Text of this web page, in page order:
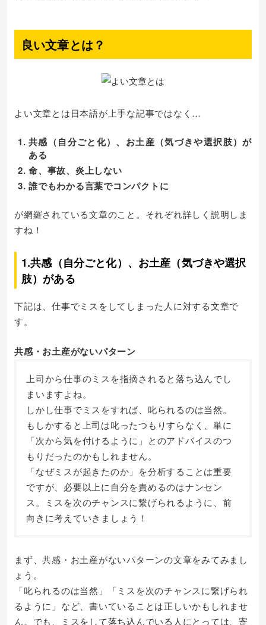
良い文章とは？
よい文章とは日本語が上手な記事ではなく…
共感（自分ごと化）、お土産（気づきや選択肢）が
ある
命、事故、炎上しない
誰でもわかる言葉でコンパクトに
が網羅されている文章のこと。それぞれ詳しく説明しま
すね！
1.共感（自分ごと化）、お土産（気づきや選択
肢）がある
下記は、仕事でミスをしてしまった人に対する文章で
す。
共感・お土産がないパターン
上司から仕事のミスを指摘されると落ち込んでし
まいますよね。
しかし仕事でミスをすれば、叱られるのは当然。
もしかすると上司は叱ったつもりすらなく、単に
「次から気を付けるように」とのアドバイスのつ
もりだったのかもしれません。
「なぜミスが起きたのか」を分析することは重要
ですが、必要以上に自分を責めるのはナンセン
ス。ミスを次のチャンスに繋げられるように、前
向きに考えていきましょう！
まず、共感・お土産がないパターンの文章をみてみまし
ょう。
「叱られるのは当然」「ミスを次のチャンスに繋げられ
るように」など、書いていることは正しいかもしれませ
ん。でも、ミスをして落ち込んでいる人にとっては、寄